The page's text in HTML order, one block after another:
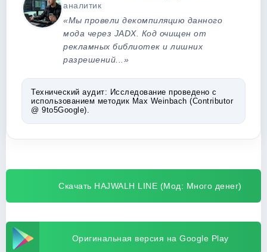
аналитик
«Мы провели декомпиляцию данного
мода через JADX. Код очищен от
рекламных библиотек и лишних
разрешений...»
Технический аудит: Исследование проведено с
использованием методик Max Weinbach (Contributor
@ 9to5Google).
Скачать HAJWALH LINE (Мод: Много денег)
Оригинальная версия на Google Play